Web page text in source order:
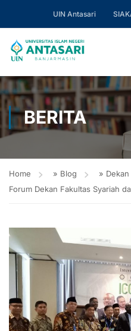
UIN Antasari
BERITA
Home » Blog »
Forum Dekan Fakultas Syariah